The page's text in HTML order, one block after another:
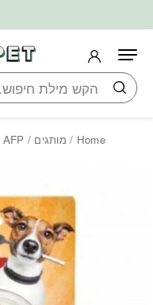
חיפוש
Home
/ מותגים /
AFP